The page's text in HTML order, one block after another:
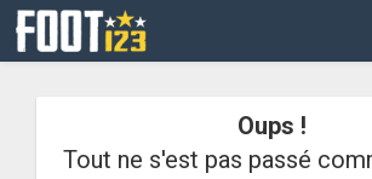
CM
Oups !
Tout ne s'est pas passé